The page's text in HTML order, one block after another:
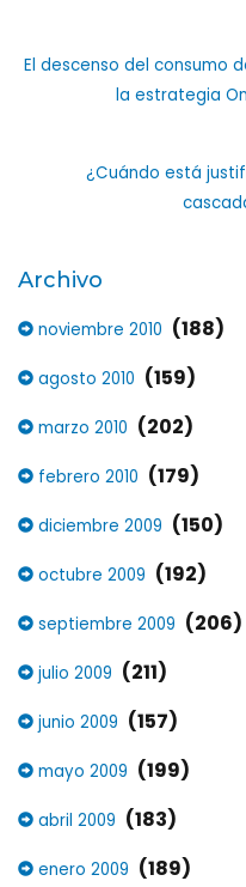
El descenso del consumo
la estrategia
¿Cuándo está
Archivo
noviembre 2010 (188)
agosto 2010 (159)
marzo 2010 (202)
febrero 2010 (179)
diciembre 2009 (150)
octubre 2009 (192)
septiembre 2009 (206)
julio 2009 (211)
junio 2009 (157)
mayo 2009 (199)
abril 2009 (183)
enero 2009 (189)